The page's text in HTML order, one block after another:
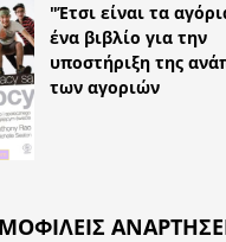
"Έτσι είναι τα
ένα βιβλίο για την
υποστήριξη της
των αγοριών